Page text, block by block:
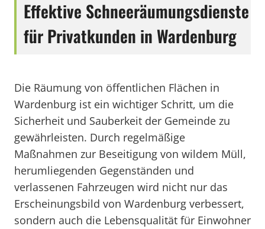
Effektive Schneeräumungsdienste
für Privatkunden in Wardenburg
Die Räumung von öffentlichen Flächen in
Wardenburg ist ein wichtiger Schritt, um die
Sicherheit und Sauberkeit der Gemeinde zu
gewährleisten. Durch regelmäßige
Maßnahmen zur Beseitigung von wildem Müll,
herumliegenden Gegenständen und
verlassenen Fahrzeugen wird nicht nur das
Erscheinungsbild von Wardenburg verbessert,
sondern auch die Lebensqualität für Einwohner